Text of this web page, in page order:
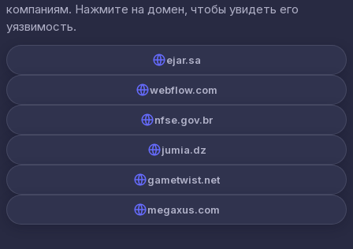
компаниям. Нажмите на домен, чтобы увидеть его
уязвимость.
ejar.sa
webflow.com
nfse.gov.br
jumia.dz
gametwist.net
megaxus.com